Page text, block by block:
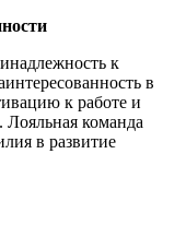
к
в
к работе и
Лояльная команда
в развитие